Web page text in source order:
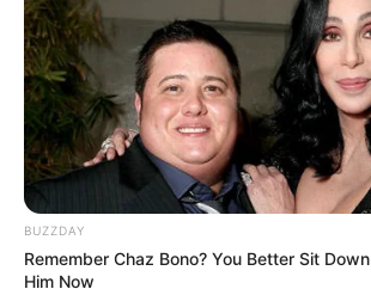
BUZZDAY
Remember Chaz Bono? You Better Sit
Him Now